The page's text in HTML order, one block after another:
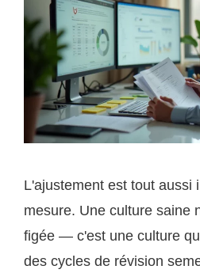
L'ajustement est tout aussi
mesure. Une culture saine
figée — c'est une culture
des cycles de révision